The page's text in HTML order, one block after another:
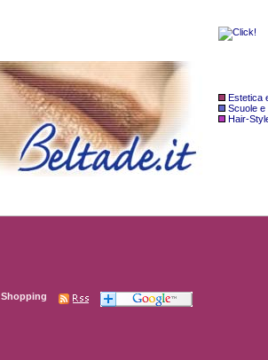
Estetica
Scuole e
Hair-
Shopping